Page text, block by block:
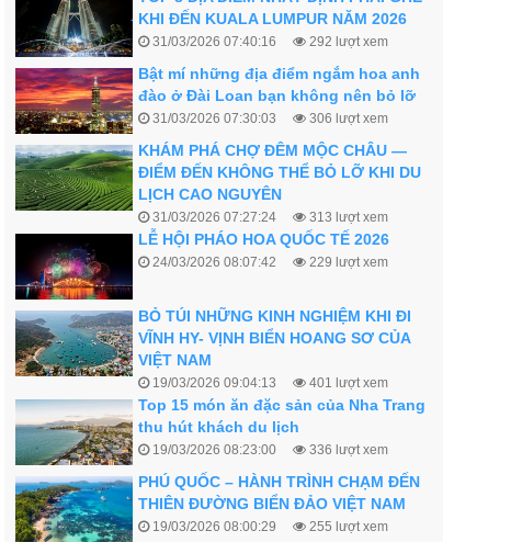
đào ở Đài Loan bạn không nên bỏ lỡ
31/03/2026 07:30:03 306 lượt xem
KHÁM PHÁ CHỢ ĐÊM MỘC CHÂU —
ĐIỂM ĐẾN KHÔNG THỂ BỎ LỠ KHI DU
LỊCH CAO NGUYÊN
LỄ HỘI PHÁO HOA QUỐC TẾ 2026
24/03/2026 08:07:42 229 lượt xem
BỎ TÚI NHỮNG KINH NGHIỆM KHI ĐI
VĨNH HY- VỊNH BIỂN HOANG SƠ CỦA
Top 15 món ăn đặc sản của Nha Trang
thu hút khách du lịch
19/03/2026 08:23:00
PHÚ QUỐC – HÀNH TRÌNH CHẠM ĐẾN
THIÊN ĐƯỜNG BIỂN ĐẢO VIỆT NAM
19/03/2026 08:00:29 255 lượt xem
Cẩm nang du lịch ở đảo Cô Tô
19/03/2026 07:20:34 236 lượt xem